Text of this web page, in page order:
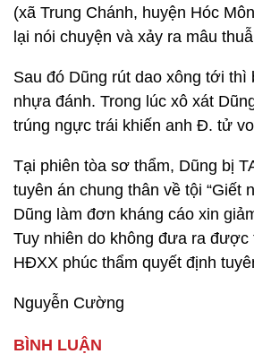
(xã Trung Chánh, huyện Hóc
lại nói chuyện và xảy ra mâu
Sau đó Dũng rút dao xông tới thì
nhựa đánh. Trong lúc xô xát
trúng ngực trái khiến anh Đ. tử
Tại phiên tòa sơ thẩm, Dũng bị
tuyên án chung thân về tội “Giết
Dũng làm đơn kháng cáo xin
Tuy nhiên do không đưa ra được
HĐXX phúc thẩm quyết định
Nguyễn Cường